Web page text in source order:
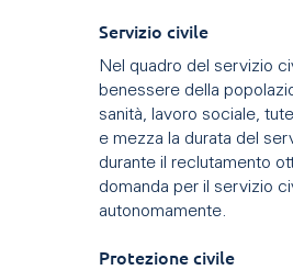
Servizio civile
Nel quadro del servizio
benessere della
sanità, lavoro sociale,
e mezza la durata del
durante il reclutamento
domanda per il servizio
autonomamente.
Protezione civile